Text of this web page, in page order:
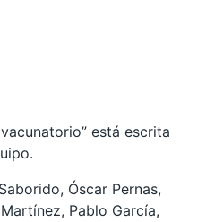
está escrita
Óscar Pernas,
Pablo García,